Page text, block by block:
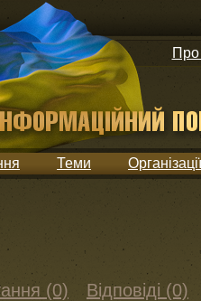
Про
Теми
(0) Відповіді (0)